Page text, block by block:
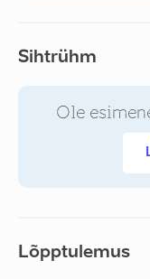
Sihtrühm
Ole
Lõpptulemus